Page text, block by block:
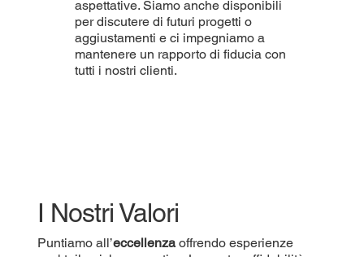
I Nostri Valori
Puntiamo all’eccellenzaoffrendo esperienze
aspettative. Siamo anche disponibili
per discutere di futuri progetti o
aggiustamenti e ci impegniamo a
mantenere un rapporto di fiducia con
tutti i nostri clienti.